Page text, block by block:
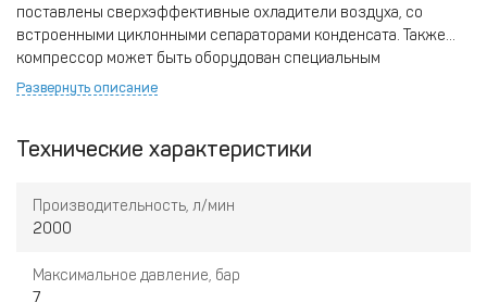
поставлены сверхэффективные охладители воздуха, со
встроенными циклонными сепараторами конденсата. Также
компрессор может быть оборудован специальным
экономайзером, который обеспечивает получение ультра-
Развернуть описание
Технические характеристики
Производительность, л/мин
2000
Максимальное давление, бар
7